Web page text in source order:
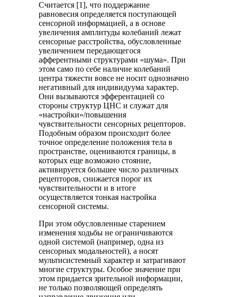
Считается [1], что поддержание
равновесия определяется поступающей
сенсорной информацией, а в основе
увеличения амплитуды колебаний лежат
сенсорные расстройства, обусловленные
увеличением передающегося
афферентными структурами «шума». При
этом само по себе наличие колебаний
центра тяжести вовсе не носит однозначно
негативный для индивидуума характер.
Они вызываются эфферентацией со
стороны структур ЦНС и служат для
«настройки»/повышения
чувствительности сенсорных рецепторов.
Подобным образом происходит более
точное определение положения тела в
пространстве, оцениваются границы, в
которых еще возможно стояние,
активируется большее число различных
рецепторов, снижается порог их
чувствительности и в итоге
осуществляется тонкая настройка
сенсорной системы.
При этом обусловленные старением
изменения ходьбы не ограничиваются
одной системой (например, одна из
сенсорных модальностей), а носят
мультисистемный характер и затрагивают
многие структуры. Особое значение при
этом придается зрительной информации,
не только позволяющей определять